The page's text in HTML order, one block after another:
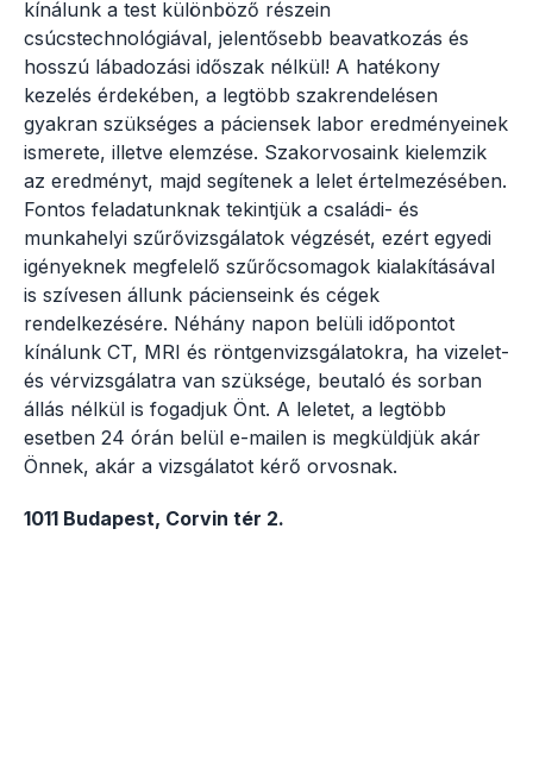
kínálunk a test különböző részein
csúcstechnológiával, jelentősebb beavatkozás és
hosszú lábadozási időszak nélkül! A hatékony
kezelés érdekében, a legtöbb szakrendelésen
gyakran szükséges a páciensek labor eredményeinek
ismerete, illetve elemzése. Szakorvosaink kielemzik
az eredményt, majd segítenek a lelet értelmezésében.
Fontos feladatunknak tekintjük a családi- és
munkahelyi szűrővizsgálatok végzését, ezért egyedi
igényeknek megfelelő szűrőcsomagok kialakításával
is szívesen állunk pácienseink és cégek
rendelkezésére. Néhány napon belüli időpontot
kínálunk CT, MRI és röntgenvizsgálatokra, ha vizelet-
és vérvizsgálatra van szüksége, beutaló és sorban
állás nélkül is fogadjuk Önt. A leletet, a legtöbb
esetben 24 órán belül e-mailen is megküldjük akár
Önnek, akár a vizsgálatot kérő orvosnak.
1011 Budapest, Corvin tér 2.